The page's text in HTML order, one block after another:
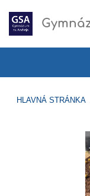
HLAVNÁ STRÁNKA